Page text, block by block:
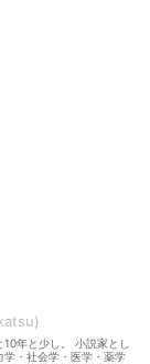
年と少し。 小説家とし
・社会学・医学・薬学